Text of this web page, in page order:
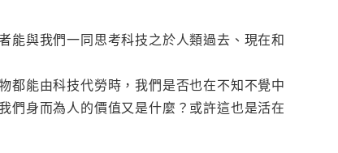
與我們一同思考科技之於人類過去、現在和
能由科技代勞時，我們是否也在不知不覺中
們身而為人的價值又是什麼？或許這也是活在